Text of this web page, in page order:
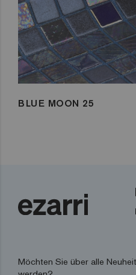
BLUE MOON 25
Möchten Sie über alle